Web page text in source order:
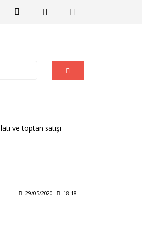
ve toptan satışı
29/05/2020 18:18